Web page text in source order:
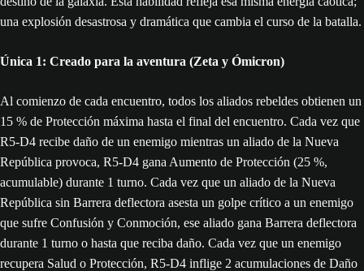
una explosión desastrosa y dramática que cambia el curso de la batalla.
Única 1: Creado para la aventura (Zeta y Ómicron)
Al comienzo de cada encuentro, todos los aliados rebeldes obtienen un
15 % de Protección máxima hasta el final del encuentro. Cada vez que
R5-D4 recibe daño de un enemigo mientras un aliado de la Nueva
República provoca, R5-D4 gana Aumento de Protección (25 %,
acumulable) durante 1 turno. Cada vez que un aliado de la Nueva
República sin Barrera deflectora asesta un golpe crítico a un enemigo
que sufre Confusión y Conmoción, ese aliado gana Barrera deflectora
durante 1 turno o hasta que reciba daño. Cada vez que un enemigo
recupera Salud o Protección, R5-D4 inflige 2 acumulaciones de Daño